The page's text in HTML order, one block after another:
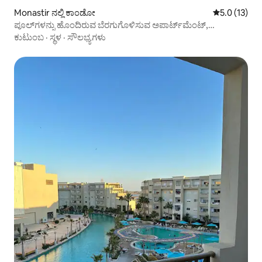
Monastir ನಲ್ಲಿ ಕಾಂಡೋ 5 ರಲ್ಲಿ 5.0
5.0 (13)
ಪೂಲ್‌ಗಳನ್ನು ಹೊಂದಿರುವ ಬೆರಗುಗೊಳಿಸುವ ಅಪಾರ್ಟ್‌ಮೆಂಟ್,
ಕುಟುಂಬಗಳಿಗೆ ಸೂಕ್ತವಾಗಿದೆ
ಕುಟುಂಬ · ಸ್ಥಳ · ಸೌಲಭ್ಯಗಳು